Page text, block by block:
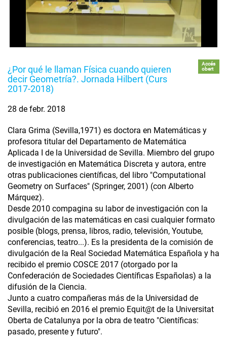
¿Por qué le llaman Física cuando quieren
decir Geometría?. Jornada Hilbert (Curs
2017-2018)
Accés
obert
28 de febr. 2018
Clara Grima (Sevilla,1971) es doctora en Matemáticas y
profesora titular del Departamento de Matemática
Aplicada I de la Universidad de Sevilla. Miembro del grupo
de investigación en Matemática Discreta y autora, entre
otras publicaciones científicas, del libro "Computational
Geometry on Surfaces" (Springer, 2001) (con Alberto
Márquez).
Desde 2010 compagina su labor de investigación con la
divulgación de las matemáticas en casi cualquier formato
posible (blogs, prensa, libros, radio, televisión, Youtube,
conferencias, teatro...). Es la presidenta de la comisión de
divulgación de la Real Sociedad Matemática Española y ha
recibido el premio COSCE 2017 (otorgado por la
Confederación de Sociedades Científicas Españolas) a la
difusión de la Ciencia.
Junto a cuatro compañeras más de la Universidad de
Sevilla, recibió en 2016 el premio Equit@t de la Universitat
Oberta de Catalunya por la obra de teatro "Científicas:
pasado, presente y futuro".